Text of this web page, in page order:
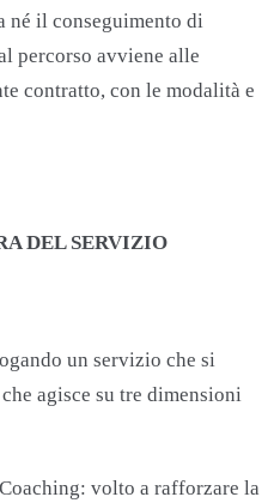
né il conseguimento di
percorso avviene alle
contratto, con le modalità e
DEL SERVIZIO
un servizio che si
agisce su tre dimensioni
volto a rafforzare la